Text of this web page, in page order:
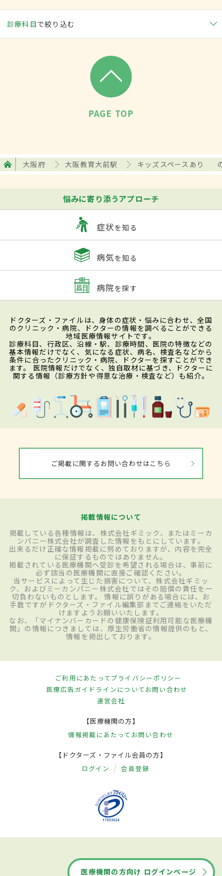
診療科目で絞り込む
PAGE TOP
大阪府 大阪教育大前駅 キッズスペースあり
悩みに寄り添うアプローチ
症状を知る
病気を知る
病院を探す
ドクターズ・ファイルは、身体の症状・悩みに合わせ、全国
のクリニック・病院、ドクターの情報を調べることができる
地域医療情報サイトです。
診療科目、行政区、沿線・駅、診療時間、医院の特徴などの
基本情報だけでなく、気になる症状、病名、検査名などから
条件に合ったクリニック・病院、ドクターを探すことができ
ます。 医院情報だけでなく、独自取材に基づき、ドクターに
関する情報（診療方針や得意な治療・検査など）も紹介。
ご掲載に関するお問い合わせはこちら
掲載情報について
掲載している各種情報は、株式会社ギミック、またはミーカ
ンパニー株式会社が調査した情報をもとにしています。
出来るだけ正確な情報掲載に努めておりますが、内容を完全
に保証するものではありません。
掲載されている医療機関へ受診を希望される場合は、事前に
必ず該当の医療機関に直接ご確認ください。
当サービスによって生じた損害について、株式会社ギミッ
ク、およびミーカンパニー株式会社ではその賠償の責任を一
切負わないものとします。 情報に誤りがある場合には、お
手数ですがドクターズ・ファイル編集部までご連絡をいただ
けますようお願いいたします。
なお、「マイナンバーカードの健康保険証利用可能な医療機
関」の情報につきましては、厚生労働省の情報提供のもと、
情報を掲出しております。
ご利用にあたってプライバシーポリシー
医療広告ガイドラインについてお問い合わせ
運営会社
【医療機関の方】
情報掲載にあたって お問い合わせ
【ドクターズ・ファイル会員の方】
ログイン 会員登録
医療機関の方向け ログインページ